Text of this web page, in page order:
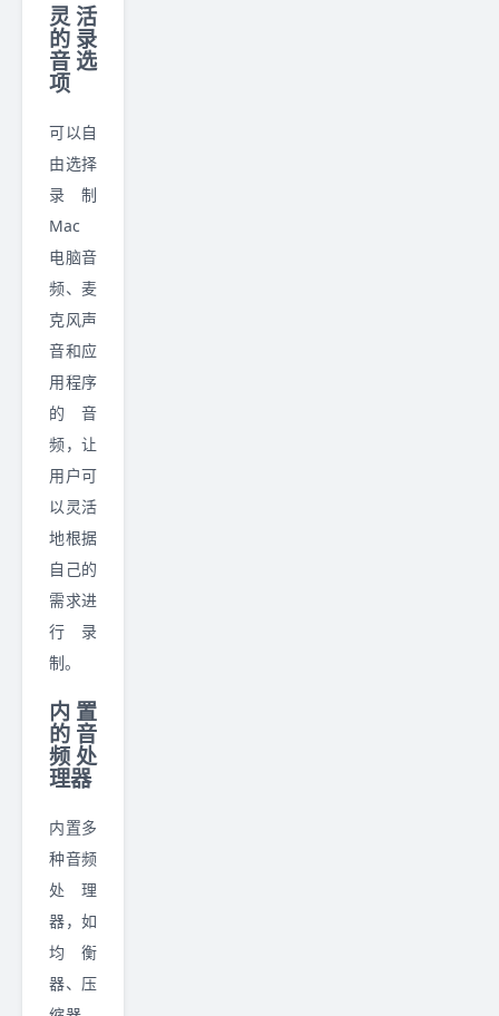
灵活
的录
音选
项
可以自
由选择
录制
Mac
电脑音
频、麦
克风声
音和应
用程序
的音
频，让
用户可
以灵活
地根据
自己的
需求进
行录
制。
内置
的音
频处
理器
内置多
种音频
处理
器，如
均衡
器、压